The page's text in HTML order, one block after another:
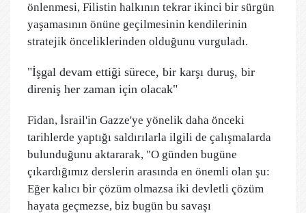
önlenmesi, Filistin halkının tekrar ikinci bir sürgün
yaşamasının önüne geçilmesinin kendilerinin
stratejik önceliklerinden olduğunu vurguladı.
"İşgal devam ettiği sürece, bir karşı duruş, bir
direniş her zaman için olacak"
Fidan, İsrail'in Gazze'ye yönelik daha önceki
tarihlerde yaptığı saldırılarla ilgili de çalışmalarda
bulunduğunu aktararak, "O günden bugüne
çıkardığımız derslerin arasında en önemli olan şu:
Eğer kalıcı bir çözüm olmazsa iki devletli çözüm
hayata geçmezse, biz bugün bu savaşı